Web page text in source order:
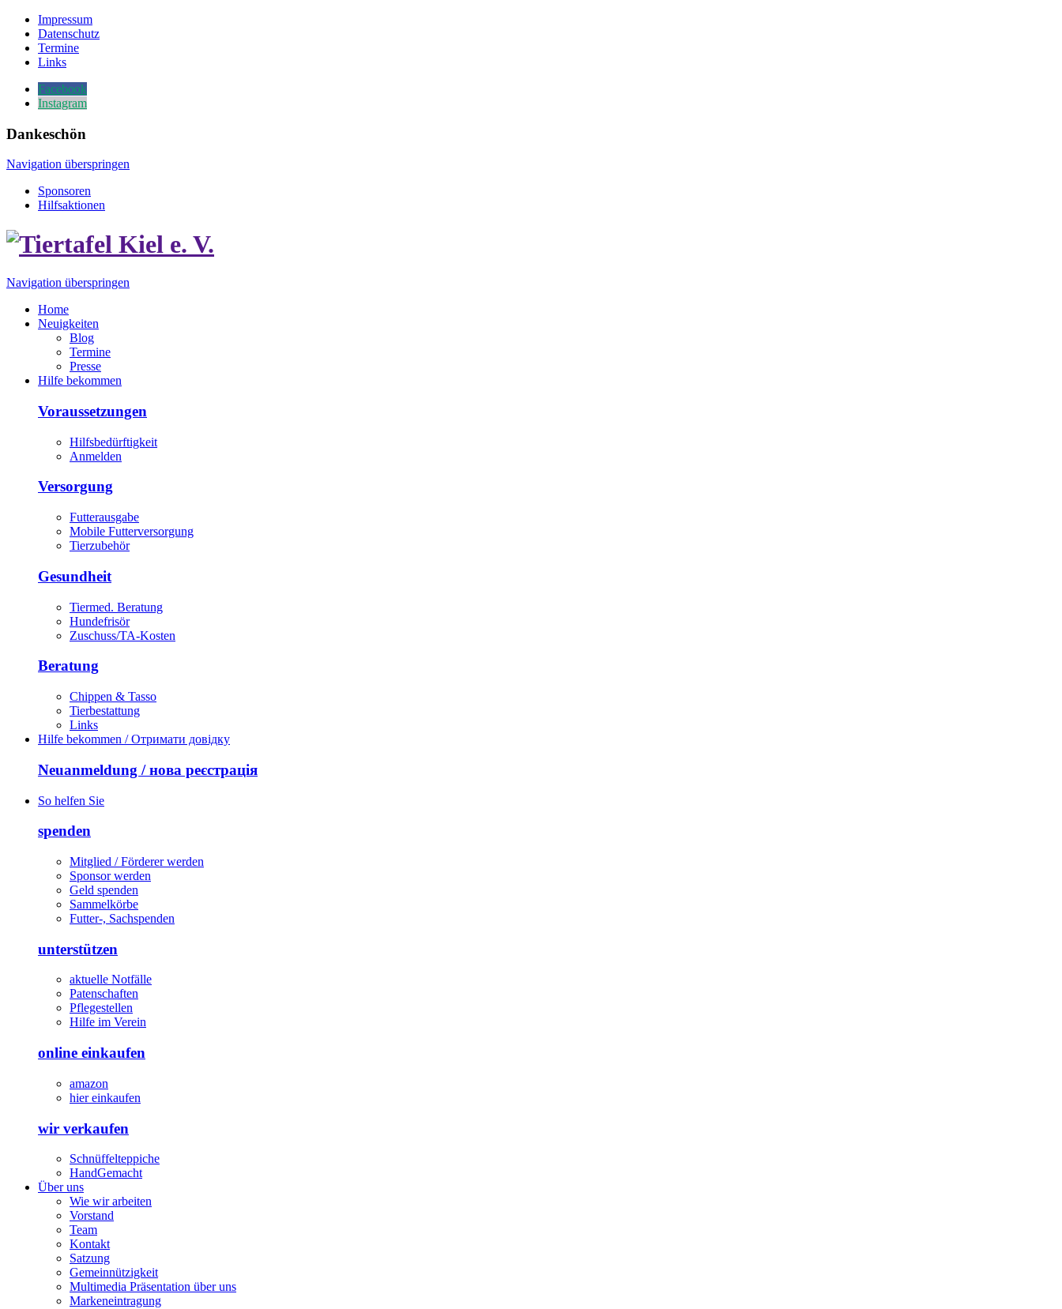
Impressum
Datenschutz
Termine
Links
Facebook
Instagram
Dankeschön
Navigation überspringen
Sponsoren
Hilfsaktionen
Navigation überspringen
Home
Neuigkeiten
Blog
Termine
Presse
Hilfe bekommen
Voraussetzungen
Hilfsbedürftigkeit
Anmelden
Versorgung
Futterausgabe
Mobile Futterversorgung
Tierzubehör
Gesundheit
Tiermed. Beratung
Hundefrisör
Zuschuss/TA-Kosten
Beratung
Chippen & Tasso
Tierbestattung
Links
Hilfe bekommen / Отримати довідку
Neuanmeldung / нова реєстрація
So helfen Sie
spenden
Mitglied / Förderer werden
Sponsor werden
Geld spenden
Sammelkörbe
Futter-, Sachspenden
unterstützen
aktuelle Notfälle
Patenschaften
Pflegestellen
Hilfe im Verein
online einkaufen
amazon
hier einkaufen
wir verkaufen
Schnüffelteppiche
HandGemacht
Über uns
Wie wir arbeiten
Vorstand
Team
Kontakt
Satzung
Gemeinnützigkeit
Multimedia Präsentation über uns
Markeneintragung